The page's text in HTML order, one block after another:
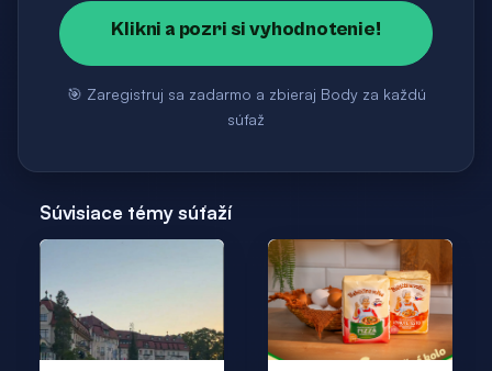
Klikni a pozri si vyhodnotenie!
🎯 Zaregistruj sa zadarmo a zbieraj Body za každú
súťaž
Súvisiace témy súťaží